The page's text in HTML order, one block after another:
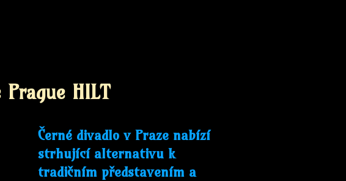
HILT
Černé divadlo v Praze nabízí
strhující alternativu k
tradičním představením a